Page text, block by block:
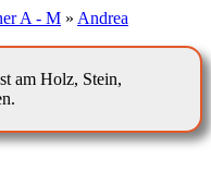
A - M » Andrea
am Holz, Stein,